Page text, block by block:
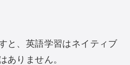
と、英語学習はネイティブ
ありません。